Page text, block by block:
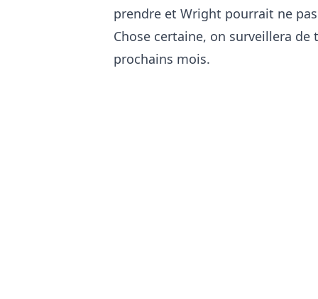
prendre et Wright pourrait ne
Chose certaine, on surveillera
prochains mois.